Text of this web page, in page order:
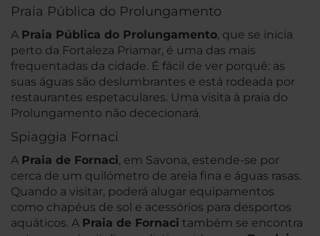
Praia Pública do Prolungamento
A Praia Pública do Prolungamento, que se inicia
perto da Fortaleza Priamar, é uma das mais
frequentadas da cidade. É fácil de ver porquê: as
suas águas são deslumbrantes e está rodeada por
restaurantes espetaculares. Uma visita à praia do
Prolungamento não dececionará.
Spiaggia Fornaci
A Praia de Fornaci, em Savona, estende-se por
cerca de um quilómetro de areia fina e águas rasas.
Quando a visitar, poderá alugar equipamentos
como chapéus de sol e acessórios para desportos
aquáticos. A Praia de Fornaci também se encontra